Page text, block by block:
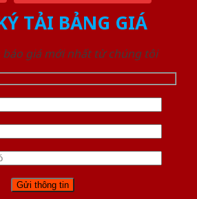
TẢI BẢNG GIÁ
giá mới nhất từ chúng tôi